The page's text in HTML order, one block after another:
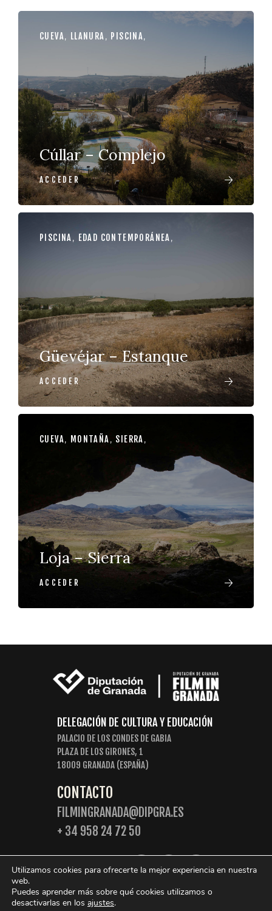
CUEVA, LLANURA, PISCINA,
Cúllar – Complejo
ACCEDER
PISCINA, EDAD CONTEMPORÁNEA,
Güevéjar – Estanque
ACCEDER
CUEVA, MONTAÑA, SIERRA,
Loja – Sierra
ACCEDER
DELEGACIÓN DE CULTURA Y EDUCACIÓN
PALACIO DE LOS CONDES DE GABIA
PLAZA DE LOS GIRONES, 1
18009 GRANADA (ESPAÑA)
CONTACTO
FILMINGRANADA@DIPGRA.ES
+ 34 958 24 72 50
SIGUENOS:
Utilizamos cookies para ofrecerte la mejor experiencia en nuestra
web.
Puedes aprender más sobre qué cookies utilizamos o
desactivarlas en los ajustes.